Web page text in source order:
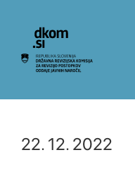
Na vsebino
22. 12. 2022